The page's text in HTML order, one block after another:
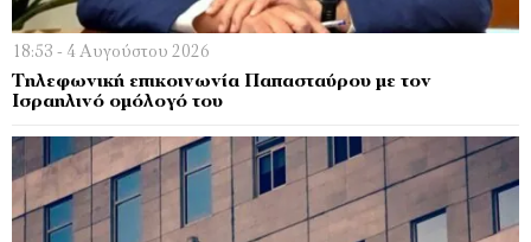
18:53 - 4 Αυγούστου 2026
Τηλεφωνική επικοινωνία Παπασταύρου με τον
Ισραηλινό ομόλογό του